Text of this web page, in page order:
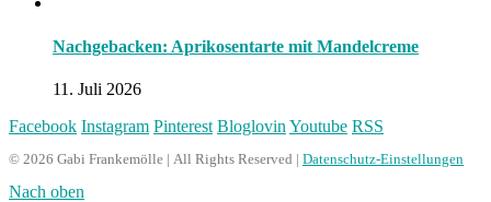
Nachgebacken: Aprikosentarte mit Mandelcreme
11. Juli 2026
Facebook Instagram Pinterest Bloglovin Youtube RSS
© 2026 Gabi Frankemölle | All Rights Reserved | Datenschutz-Einstellungen
Nach oben